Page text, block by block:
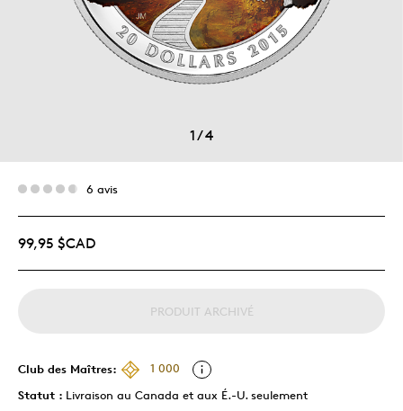
1/4
6 avis
99,95 $CAD
PRODUIT ARCHIVÉ
Club des Maîtres:
1 000
Statut : Livraison au Canada et aux É.-U. seulement